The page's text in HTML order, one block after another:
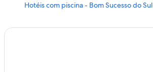
Hotéis com piscina - Bom Sucesso do Sul